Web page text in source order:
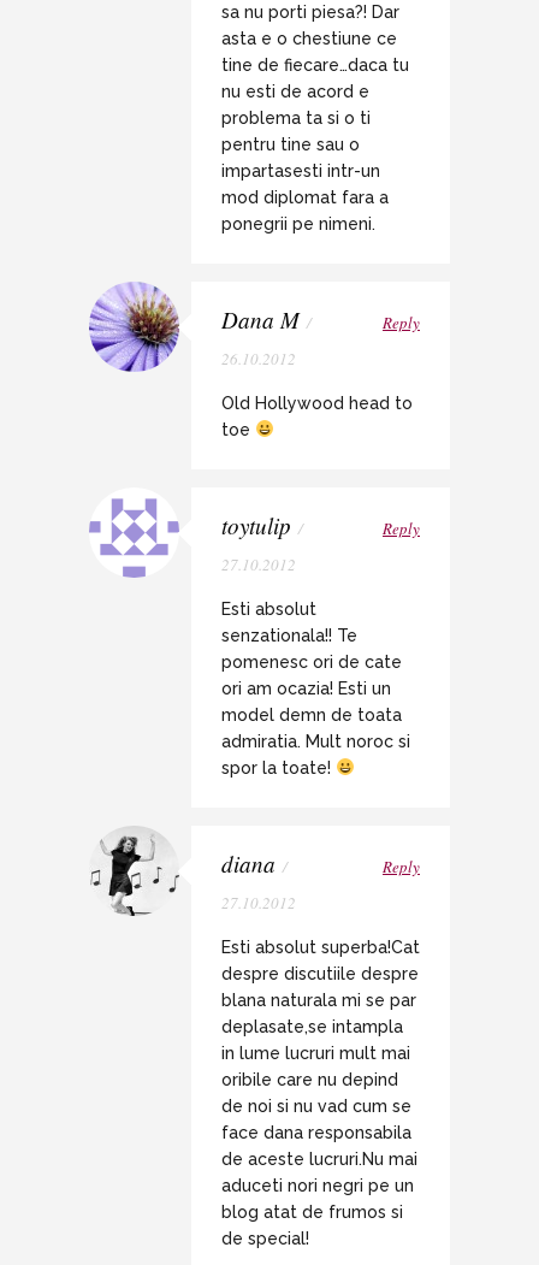
sa nu porti piesa?! Dar
asta e o chestiune ce
tine de fiecare…daca tu
nu esti de acord e
problema ta si o ti
pentru tine sau o
impartasesti intr-un
mod diplomat fara a
ponegrii pe nimeni.
Dana M /
26.10.2012
Reply
Old Hollywood head to
toe
toytulip /
27.10.2012
Reply
Esti absolut
senzationala!! Te
pomenesc ori de cate
ori am ocazia! Esti un
model demn de toata
admiratia. Mult noroc si
spor la toate!
diana /
27.10.2012
Reply
Esti absolut superba!Cat
despre discutiile despre
blana naturala mi se par
deplasate,se intampla
in lume lucruri mult mai
oribile care nu depind
de noi si nu vad cum se
face dana responsabila
de aceste lucruri.Nu mai
aduceti nori negri pe un
blog atat de frumos si
de special!